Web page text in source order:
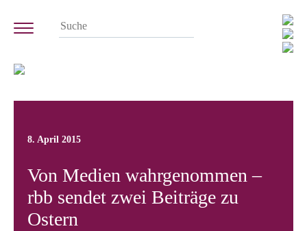
8. April 2015
Von Medien wahrgenommen –
rbb sendet zwei Beiträge zu
Ostern